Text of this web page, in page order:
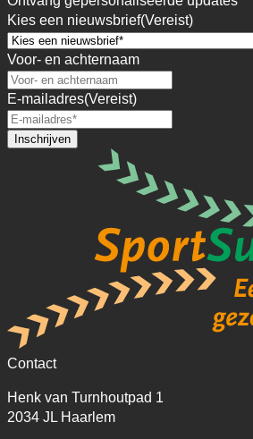
Kies een nieuwsbrief(Vereist)
Voor- en achternaam
E-mailadres(Vereist)
Contact
Henk van Turnhoutpad 1
2034 JL Haarlem